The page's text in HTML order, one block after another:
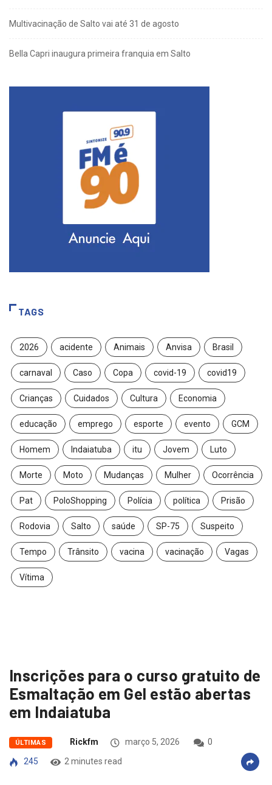
Multivacinação de Salto vai até 31 de agosto
Bella Capri inaugura primeira franquia em Salto
TAGS
2026 acidente Animais Anvisa Brasil
carnaval Caso Copa covid-19 covid19
Crianças Cuidados Cultura Economia
educação emprego esporte evento GCM
Homem Indaiatuba itu Jovem Luto
Morte Moto Mudanças Mulher Ocorrência
Pat PoloShopping Polícia política Prisão
Rodovia Salto saúde SP-75 Suspeito
Tempo Trânsito vacina vacinação Vagas
Vítima
Inscrições para o curso gratuito de
Esmaltação em Gel estão abertas
em Indaiatuba
ÚLTIMAS Rickfm março 5, 2026
0
245
2 minutes read